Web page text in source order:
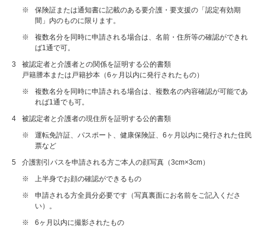
※
保険証または通知書に記載のある要介護・要支援の「認定有効期
間」内のものに限ります。
※
複数名分を同時に申請される場合は、名前・住所等の確認ができれ
ば1通で可。
3
被認定者と介護者との関係を証明する公的書類
戸籍謄本または戸籍抄本（6ヶ月以内に発行されたもの）
※
複数名分を同時に申請される場合は、複数名の内容確認が可能であ
れば1通でも可。
4
被認定者と介護者の現住所を証明する公的書類
※
運転免許証、パスポート、健康保険証、6ヶ月以内に発行された住民
票など
5
介護割引パスを申請される方ご本人の顔写真（3cm×3cm）
※
上半身でお顔の確認ができるもの
※
申請される方全員分必要です（写真裏面にお名前をご記入くださ
い）。
※
6ヶ月以内に撮影されたもの